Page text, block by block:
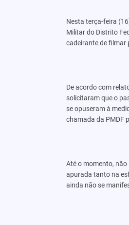
Nesta terça-feira
Militar do Distrito
cadeirante de filmar
De acordo com
solicitaram que o
se opuseram à
chamada da PMDF
Até o momento,
apurada tanto na
ainda não se